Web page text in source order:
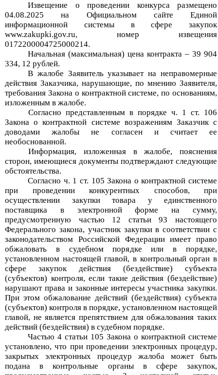
Извещение о проведении конкурсаразмещено
04.08.2025 на Официальном сайте Единой
информационной системы в сфере закупок
www.zakupki.gov.ru, номер извещения
0172200004725000214.
Начальная (максимальная) цена контракта –39 904
334, 12 рублей.
В жалобе Заявитель указывает на неправомерные
действия Заказчика, нарушающие, по мнению Заявителя,
требования Закона о контрактной системе, по основаниям,
изложенным в жалобе.
Согласно представленным в порядке ч. 1 ст. 106
Закона о контрактной системе возражениям Заказчик с
доводами жалобы не согласен и считает ее
необоснованной.
Информация, изложенная в жалобе, пояснения
сторон, имеющиеся документы подтверждают следующие
обстоятельства.
Согласно ч. 1 ст. 105 Закона о контрактной системе
при проведении конкурентных способов, при
осуществлении закупки товара у единственного
поставщика в электронной форме на сумму,
предусмотренную частью 12 статьи 93 настоящего
Федерального закона, участник закупки в соответствии с
законодательством Российской Федерации имеет право
обжаловать в судебном порядке или в порядке,
установленном настоящей главой, в контрольный орган в
сфере закупок действия (бездействие) субъекта
(субъектов) контроля, если такие действия (бездействие)
нарушают права и законные интересы участника закупки.
При этом обжалование действий (бездействия) субъекта
(субъектов) контроля в порядке, установленном настоящей
главой, не является препятствием для обжалования таких
действий (бездействия) в судебном порядке.
Частью 4 статьи 105 Закона о контрактной системе
установлено, что при проведении электронных процедур,
закрытых электронных процедур жалоба может быть
подана в контрольные органы в сфере закупок,